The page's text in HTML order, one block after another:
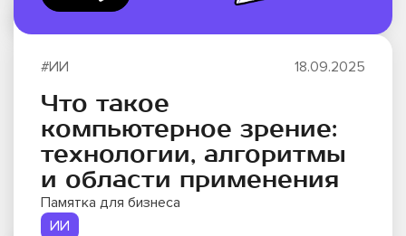
#ИИ 18.09.2025
Что такое
компьютерное зрение:
технологии, алгоритмы
и области применения
Памятка для бизнеса
ИИ